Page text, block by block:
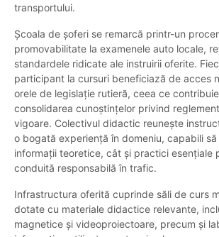
transportului.
Școala de șoferi se remarcă printr-un
promovabilitate la examenele auto locale,
standardele ridicate ale instruirii oferite.
participant la cursuri beneficiază de acces
orele de legislație rutieră, ceea ce
consolidarea cunoștințelor privind
vigoare. Colectivul didactic reunește
o bogată experiență în domeniu, capabili
informații teoretice, cât și practici esențiale
conduită responsabilă în trafic.
Infrastructura oferită cuprinde săli de curs
dotate cu materiale didactice relevante,
magnetice și videoproiectoare, precum și